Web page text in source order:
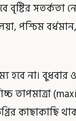
বৃষ্টির সতর্কতা
পশ্চিম
হবে না। বুধবার
তাপমাত্রা
কাছাকাছি